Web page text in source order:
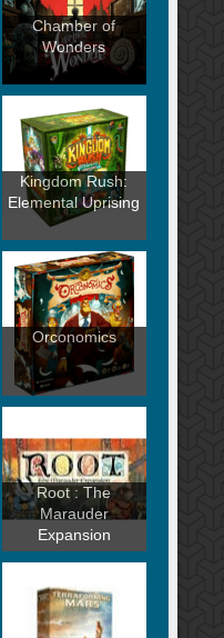
Chamber of
Wonders
Kingdom Rush:
Elemental Uprising
Orconomics
Root : The
Marauder
Expansion